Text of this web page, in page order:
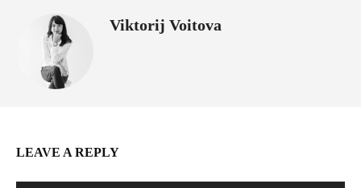
Viktorij Voitova
LEAVE A REPLY